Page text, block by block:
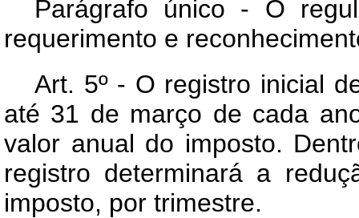
Parágrafo único - O
requerimento e
Art. 5º - O registro inicial
até 31 de março de cada
valor anual do imposto.
registro determinará a
imposto, por trimestre.